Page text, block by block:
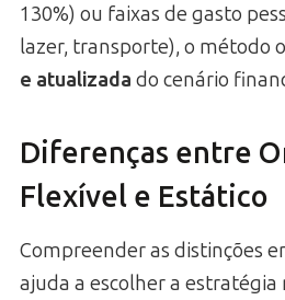
130%) ou faixas de gasto
lazer, transporte), o método
e atualizada do cenário
Diferenças entre
Flexível e Estático
Compreender as distinções
ajuda a escolher a estratégia